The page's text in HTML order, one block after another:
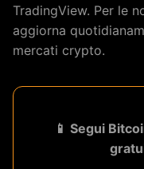
TradingView. Per le
aggiorna
mercati crypto.
📱 Segui